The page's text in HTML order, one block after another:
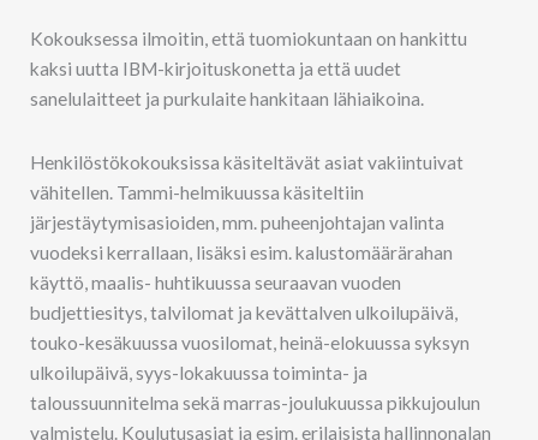
Kokouksessa ilmoitin, että tuomiokuntaan on hankittu
kaksi uutta IBM-kirjoituskonetta ja että uudet
sanelulaitteet ja purkulaite hankitaan lähiaikoina.
Henkilöstökokouksissa käsiteltävät asiat vakiintuivat
vähitellen. Tammi-helmikuussa käsiteltiin
järjestäytymisasioiden, mm. puheenjohtajan valinta
vuodeksi kerrallaan, lisäksi esim. kalustomäärärahan
käyttö, maalis- huhtikuussa seuraavan vuoden
budjettiesitys, talvilomat ja kevättalven ulkoilupäivä,
touko-kesäkuussa vuosilomat, heinä-elokuussa syksyn
ulkoilupäivä, syys-lokakuussa toiminta- ja
taloussuunnitelma sekä marras-joulukuussa pikkujoulun
valmistelu. Koulutusasiat ja esim. erilaisista hallinnonalan